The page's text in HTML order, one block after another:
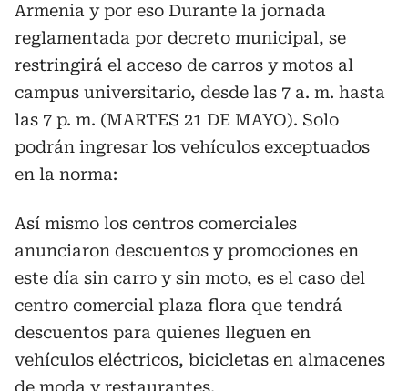
Armenia y por eso Durante la jornada
reglamentada por decreto municipal, se
restringirá el acceso de carros y motos al
campus universitario, desde las 7 a. m. hasta
las 7 p. m. (MARTES 21 DE MAYO). Solo
podrán ingresar los vehículos exceptuados
en la norma:
Así mismo los centros comerciales
anunciaron descuentos y promociones en
este día sin carro y sin moto, es el caso del
centro comercial plaza flora que tendrá
descuentos para quienes lleguen en
vehículos eléctricos, bicicletas en almacenes
de moda y restaurantes.